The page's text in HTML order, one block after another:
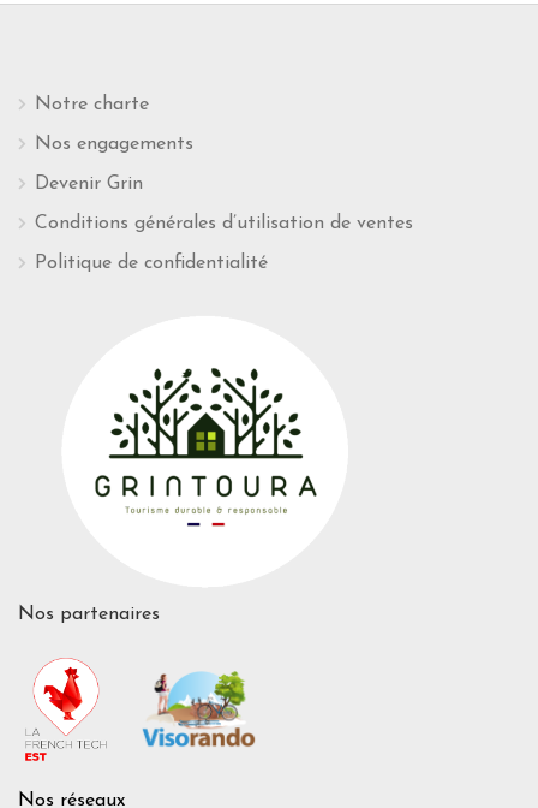
Notre charte
Nos engagements
Devenir Grin
Conditions générales d’utilisation de ventes
Politique de confidentialité
Nos partenaires
Nos réseaux